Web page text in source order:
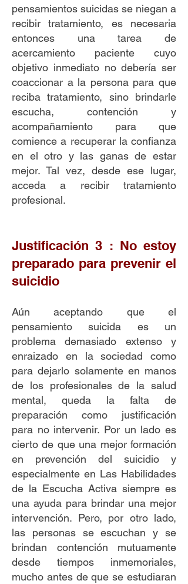
pensamientos suicidas se niegan a
recibir tratamiento, es necesaria
entonces una tarea de
acercamiento paciente cuyo
objetivo inmediato no debería ser
coaccionar a la persona para que
reciba tratamiento, sino brindarle
escucha, contención y
acompañamiento para que
comience a recuperar la confianza
en el otro y las ganas de estar
mejor. Tal vez, desde ese lugar,
acceda a recibir tratamiento
profesional.
Justificación 3 : No estoy
preparado para prevenir el
suicidio
Aún aceptando que el
pensamiento suicida es un
problema demasiado extenso y
enraizado en la sociedad como
para dejarlo solamente en manos
de los profesionales de la salud
mental, queda la falta de
preparación como justificación
para no intervenir. Por un lado es
cierto de que una mejor formación
en prevención del suicidio y
especialmente en Las Habilidades
de la Escucha Activa siempre es
una ayuda para brindar una mejor
intervención. Pero, por otro lado,
las personas se escuchan y se
brindan contención mutuamente
desde tiempos inmemoriales,
mucho antes de que se estudiaran